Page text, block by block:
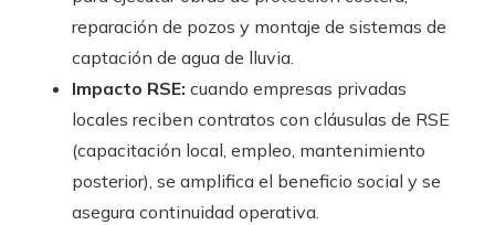
reparación de pozos y montaje de sistemas de
captación de agua de lluvia.
Impacto RSE: cuando empresas privadas
locales reciben contratos con cláusulas de RSE
(capacitación local, empleo, mantenimiento
posterior), se amplifica el beneficio social y se
asegura continuidad operativa.